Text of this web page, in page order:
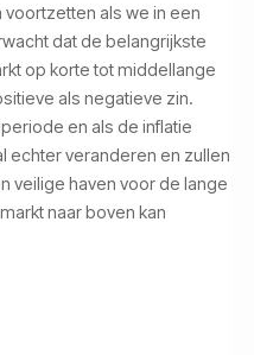
als we in een
dat de belangrijkste
op korte tot middellange
als negatieve zin.
en als de inflatie
echter veranderen en zullen
veilige haven voor de lange
naar boven kan